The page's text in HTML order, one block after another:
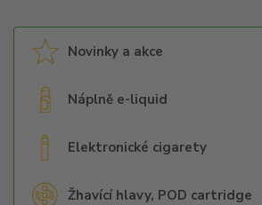
Novinky a akce
Náplně e-liquid
Elektronické cigarety
Žhavící hlavy, POD cartridge